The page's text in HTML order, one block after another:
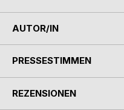
AUTOR/IN
PRESSESTIMMEN
REZENSIONEN